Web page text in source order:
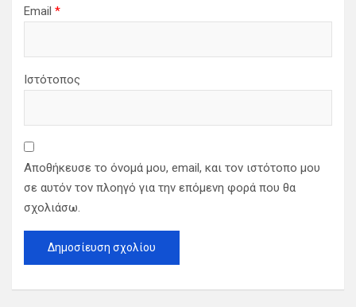
Email *
Ιστότοπος
Αποθήκευσε το όνομά μου, email, και τον ιστότοπο μου
σε αυτόν τον πλοηγό για την επόμενη φορά που θα
σχολιάσω.